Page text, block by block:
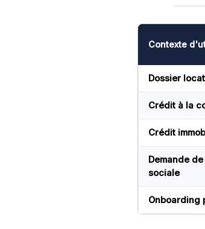
Contexte
Dossier
Crédit à la
Crédit
Demande
sociale
Onboarding